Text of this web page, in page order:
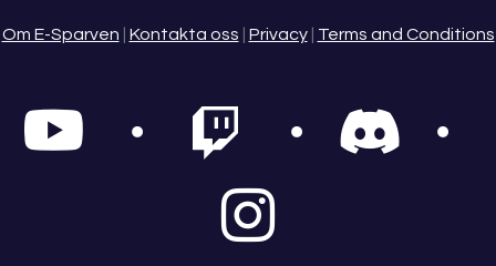
Om E-Sparven Kontakta oss Privacy| Terms and Conditions